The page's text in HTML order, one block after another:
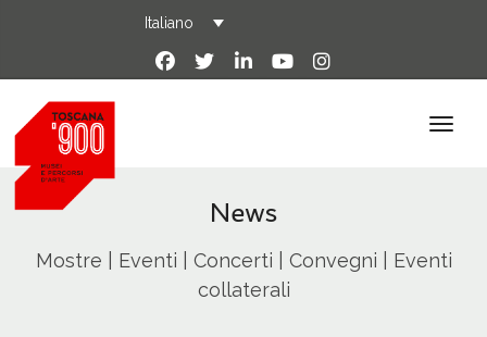
Italiano
News
Mostre | Eventi | Concerti | Convegni | Eventi
collaterali